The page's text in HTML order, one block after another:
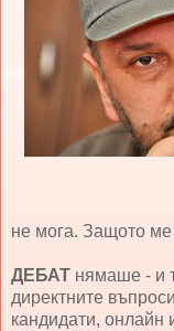
не мога. Защото
ДЕБАТ нямаше - и
директните
кандидати, онлайн